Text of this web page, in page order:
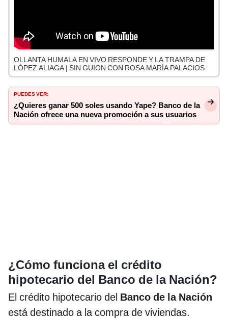
OLLANTA HUMALA EN VIVO RESPONDE Y LA TRAMPA DE
LÓPEZ ALIAGA | SIN GUION CON ROSA MARÍA PALACIOS
PUEDES VER:
¿Quieres ganar 500 soles usando Yape? Banco de la
Nación ofrece una nueva promoción a sus usuarios
¿Cómo funciona el crédito
hipotecario del Banco de la Nación?
El crédito hipotecario del Banco de la Nación
está destinado a la compra de viviendas.